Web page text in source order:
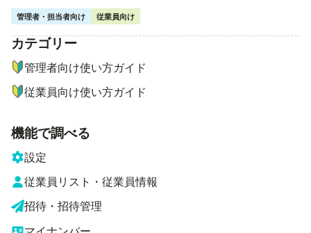
管理者・担当者向け 従業員向け
ナビゲーションメニュー
カテゴリー
管理者向け使い方ガイド
従業員向け使い方ガイド
機能で調べる
設定
従業員リスト・従業員情報
招待・招待管理